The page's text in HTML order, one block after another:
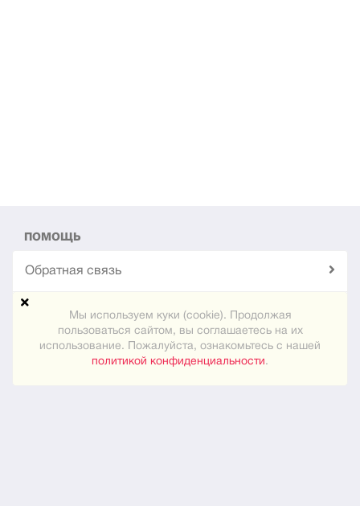
ПОМОЩЬ
Обратная связь
ТехподдержкаМы используем куки (cookie). Продолжая
пользоваться сайтом, вы соглашаетесь на их
использование. Пожалуйста, ознакомьтесь с нашей
политикой конфиденциальности.